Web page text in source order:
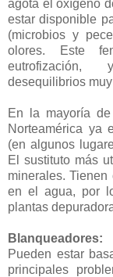
agota el oxígeno
estar disponible
(microbios y
olores. Este
desequilibrios
En la mayoría
Norteamérica ya
(en algunos
El sustituto más
minerales.
en el agua, por
plantas
Blanqueadores:
Pueden estar
principales